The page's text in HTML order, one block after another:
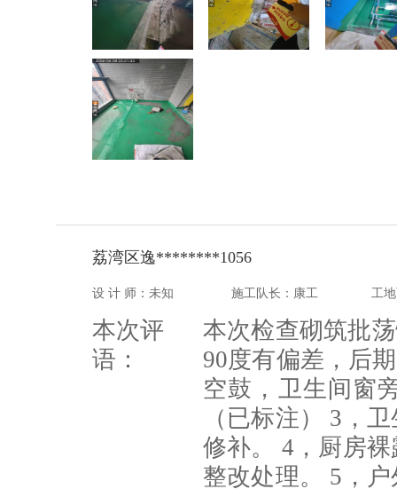
荔湾区逸********1056
设 计 师：未知 施工队长：康工 工
本次评
语：
本次检查砌筑批
90度有偏差，后
空鼓，卫生间窗
（已标注） 3，
修补。 4，厨房
整改处理。 5，